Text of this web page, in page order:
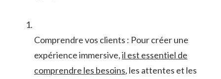
Comprendre vos clients : Pour créer une
expérience immersive,il⁢ est essentiel de
comprendre les besoins, les attentes et les